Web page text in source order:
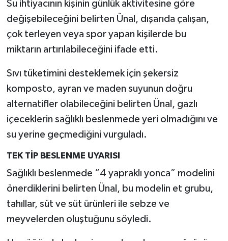
Su ihtiyacının kişinin günlük aktivitesine göre
değişebileceğini belirten Ünal, dışarıda çalışan,
çok terleyen veya spor yapan kişilerde bu
miktarın artırılabileceğini ifade etti.
Sıvı tüketimini desteklemek için şekersiz
komposto, ayran ve maden suyunun doğru
alternatifler olabileceğini belirten Ünal, gazlı
içeceklerin sağlıklı beslenmede yeri olmadığını ve
su yerine geçmediğini vurguladı.
TEK TİP BESLENME UYARISI
Sağlıklı beslenmede “4 yapraklı yonca” modelini
önerdiklerini belirten Ünal, bu modelin et grubu,
tahıllar, süt ve süt ürünleri ile sebze ve
meyvelerden oluştuğunu söyledi.